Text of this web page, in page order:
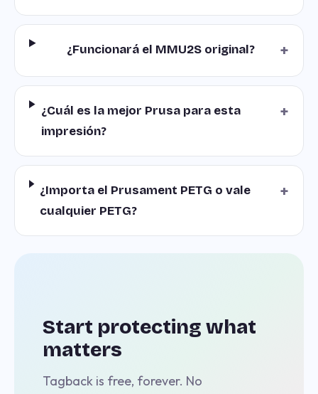
¿Funcionará el MMU2S original? +
¿Cuál es la mejor Prusa para esta
impresión?
+
¿Importa el Prusament PETG o vale
cualquier PETG?
+
Start protecting what
matters
Tagback is free, forever. No